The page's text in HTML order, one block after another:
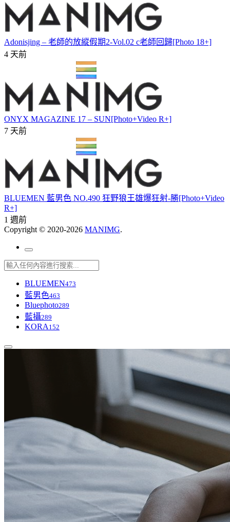
Adonisjing – 老師的放縱假期2-Vol.02 c老師回歸[Photo 18+]
4 天前
ONYX MAGAZINE 17 – SUN[Photo+Video R+]
7 天前
BLUEMEN 藍男色 NO.490 狂野狼王雄爆狂射-勝[Photo+Video
R+]
1 週前
Copyright © 2020-2026 MANIMG.
BLUEMEN473
藍男色463
Bluephoto289
藍攝289
KORA 152